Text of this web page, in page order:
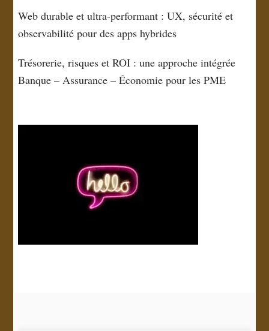
Web durable et ultra-performant : UX, sécurité et
observabilité pour des apps hybrides
Trésorerie, risques et ROI : une approche intégrée
Banque – Assurance – Économie pour les PME